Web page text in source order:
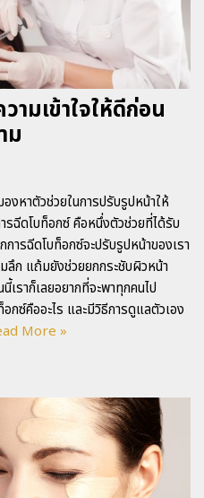
ามเข้าใจให้ดีก่อน
ม
งหาตัวช่วยในการปรับรูปหน้าให้
รฉีดโบท็อกซ์ คือหนึ่งตัวช่วยที่ได้รับ
ารฉีดโบท็อกซ์จะปรับรูปหน้าของเรา
ลึก แถ้มยังช่วยยกกระชับผิวหน้า
ราก็เลยอยากที่จะพาทุกคนไป
กซ์คืออะไร และมีวิธีการดูแลตัวเอง
More »